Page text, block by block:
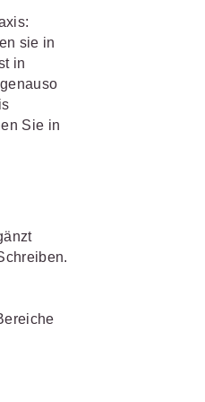
sie in
in
Sie in